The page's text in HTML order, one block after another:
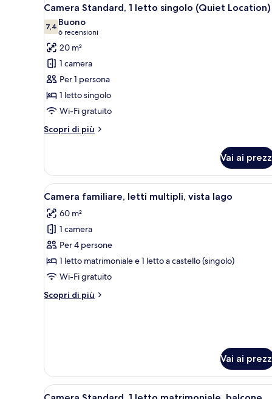
letto
matrimoniale,
vista
lago
tutte
le
foto
per
Camera
Standard,
1
letto
singolo
7
Camera Standard, 1 letto singolo (Quiet Location)
7,47,4 su 10
Buono
6 recensioni
(6
recensioni)
20 m²
1 camera
Per 1 persona
1 letto singolo
Wi-Fi gratuito
Scopri di più
Altri
Standard,
letto
(Quiet
Location)
Vai ai
Apri
tutte
le
foto
per
Camera
familiare,
multipli,
Una moderna camera
8
Camera familiare, letti multipli, vista lago
60 m²
1 camera
Per 4 persone
1 letto matrimoniale e 1 letto a castello (singolo)
Wi-Fi gratuito
Scopri di più
Altri
vista
lago
Vai ai
Apri
Una camera d'albergo
8